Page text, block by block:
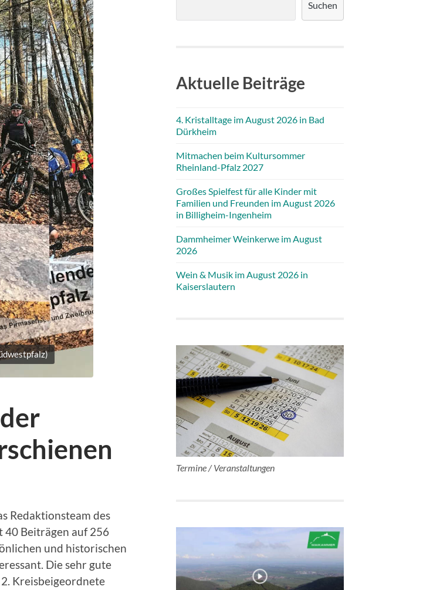
Redaktionsteam des
40 Beiträgen auf 256
und historischen
Die sehr gute
Kreisbeigeordnete
Suchen
Aktuelle Beiträge
4. Kristalltage im August 2026 in Bad
Dürkheim
Mitmachen beim Kultursommer
Rheinland-Pfalz 2027
Großes Spielfest für alle Kinder mit
Familien und Freunden im August 2026
in Billigheim-Ingenheim
Dammheimer Weinkerwe im August
2026
Wein & Musik im August 2026 in
Kaiserslautern
Termine / Veranstaltungen